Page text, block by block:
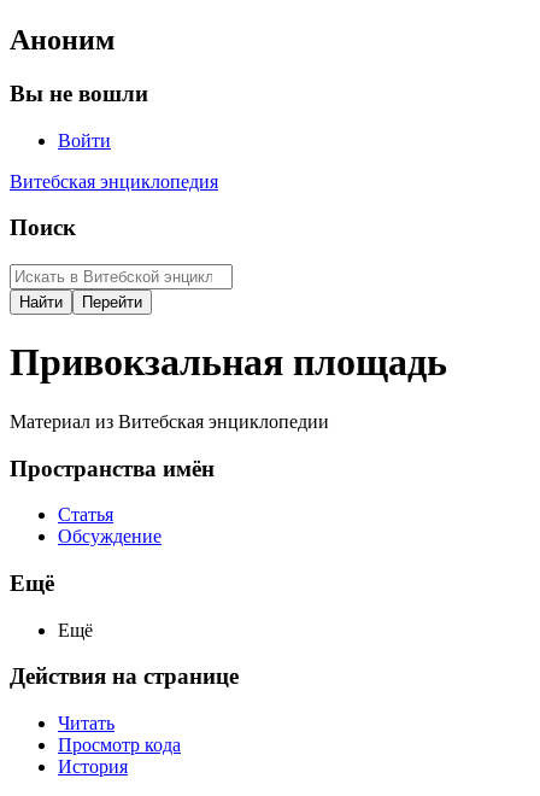
Аноним
Вы не вошли
Войти
Витебская энциклопедия
Поиск
Привокзальная площадь
Материал из Витебская энциклопедии
Пространства имён
Статья
Обсуждение
Ещё
Ещё
Действия на странице
Читать
Просмотр кода
История